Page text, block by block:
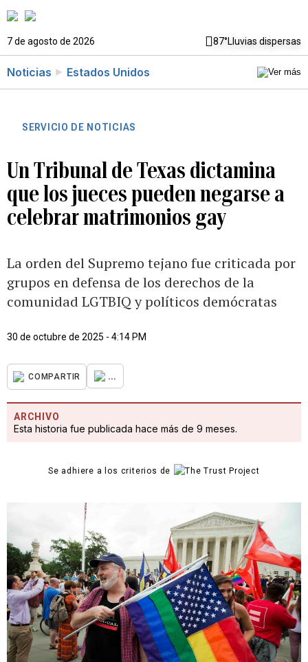
7 de agosto de 2026 87°Lluvias dispersas
Noticias Estados Unidos
SERVICIO DE NOTICIAS
Un Tribunal de Texas dictamina
que los jueces pueden negarse a
celebrar matrimonios gay
La orden del Supremo tejano fue criticada por
grupos en defensa de los derechos de la
comunidad LGTBIQ y políticos demócratas
30 de octubre de 2025 - 4:14 PM
COMPARTIR ...
ARCHIVO
Esta historia fue publicada hace más de 9 meses.
Se adhiere a los criterios de